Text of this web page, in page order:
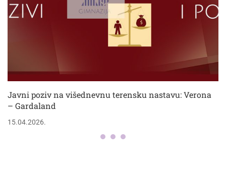
Javni poziv na višednevnu terensku nastavu: Verona
– Gardaland
15.04.2026.